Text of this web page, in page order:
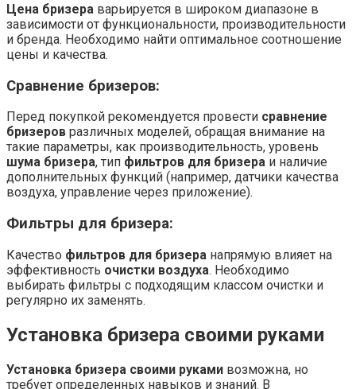
Цена бризера варьируется в широком диапазоне в
зависимости от функциональности, производительности
и бренда. Необходимо найти оптимальное соотношение
цены и качества.
Сравнение бризеров:
Перед покупкой рекомендуется провести сравнение
бризеров различных моделей, обращая внимание на
такие параметры, как производительность, уровень
шума бризера, тип фильтров для бризера и наличие
дополнительных функций (например, датчики качества
воздуха, управление через приложение).
Фильтры для бризера:
Качество фильтров для бризера напрямую влияет на
эффективность очистки воздуха. Необходимо
выбирать фильтры с подходящим классом очистки и
регулярно их заменять.
Установка бризера своими руками
Установка бризера своими руками возможна, но
требует определенных навыков и знаний. В